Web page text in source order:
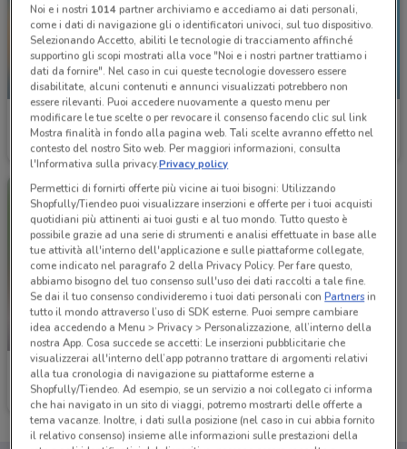
SCADE OGGI
McDonald's
Scade oggi 801 m
SCADE OGGI
McDonald's
Scade oggi
-4 GIORNI
Foxy
Scade giovedì 1.3 km
Noi e i nostri 1014partner archiviamo e accediamo ai dati personali,
come i dati di navigazione gli o identificatori univoci, sul tuo dispositivo.
Selezionando Accetto, abiliti le tecnologie di tracciamento affinché
supportino gli scopi mostrati alla voce "Noi e i nostri partner trattiamo i
dati da fornire". Nel caso in cui queste tecnologie dovessero essere
disabilitate, alcuni contenuti e annunci visualizzati potrebbero non
essere rilevanti. Puoi accedere nuovamente a questo menu per
modificare le tue scelte o per revocare il consenso facendo clic sul link
Mostra finalità in fondo alla pagina web. Tali scelte avranno effetto nel
contesto del nostro Sito web. Per maggiori informazioni, consulta
l'Informativa sulla privacy.Privacy policy
Permettici di fornirti offerte più vicine ai tuoi bisogni: Utilizzando
Shopfully/Tiendeo puoi visualizzare inserzioni e offerte per i tuoi acquisti
quotidiani più attinenti ai tuoi gusti e al tuo mondo. Tutto questo è
possibile grazie ad una serie di strumenti e analisi effettuate in base alle
tue attività all'interno dell'applicazione e sulle piattaforme collegate,
come indicato nel paragrafo 2 della Privacy Policy. Per fare questo,
abbiamo bisogno del tuo consenso sull'uso dei dati raccolti a tale fine.
Se dai il tuo consenso condivideremo i tuoi dati personali conPartnersin
tutto il mondo attraverso l’uso di SDK esterne. Puoi sempre cambiare
idea accedendo a Menu > Privacy > Personalizzazione, all’interno della
nostra App. Cosa succede se accetti: Le inserzioni pubblicitarie che
visualizzerai all'interno dell’app potranno trattare di argomenti relativi
alla tua cronologia di navigazione su piattaforme esterne a
Shopfully/Tiendeo. Ad esempio, se un servizio a noi collegato ci informa
che hai navigato in un sito di viaggi, potremo mostrarti delle offerte a
tema vacanze. Inoltre, i dati sulla posizione (nel caso in cui abbia fornito
il relativo consenso) insieme alle informazioni sulle prestazioni della